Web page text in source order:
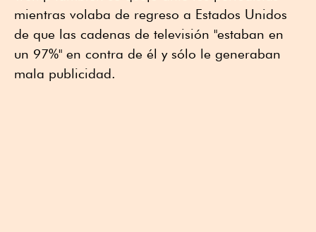
mientras volaba de regreso a Estados Unidos
de que las cadenas de televisión "estaban en
un 97%" en contra de él y sólo le generaban
mala publicidad.